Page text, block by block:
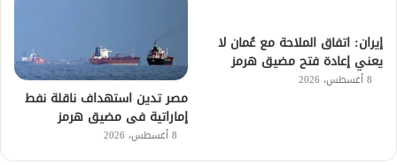
إيران: اتفاق الملاحة مع عُمان لا
يعني إعادة فتح مضيق هرمز
8 أغسطس، 2026
مصر تدين استهداف ناقلة نفط
إماراتية فى مضيق هرمز
8 أغسطس، 2026